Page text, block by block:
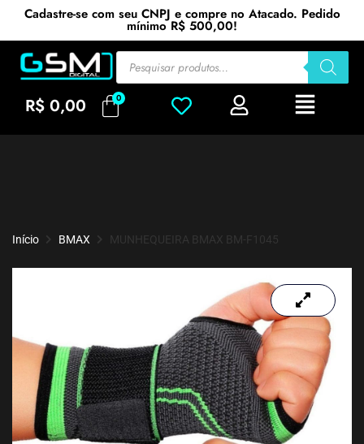
Cadastre-se com seu CNPJ e compre no Atacado. Pedido
mínimo R$ 500,00!
R$ 0,00
Início BMAX MUNHEQUEIRA BMAX BM-F1045